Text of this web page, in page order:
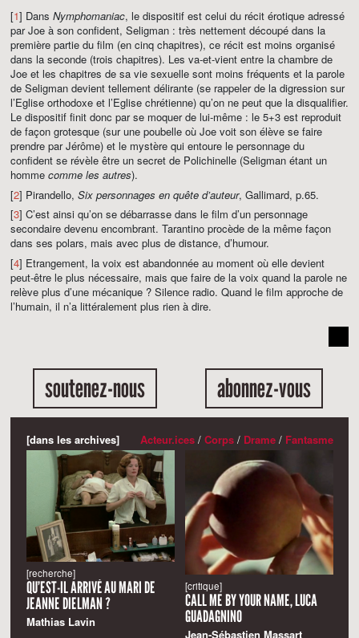
[1] Dans Nymphomaniac, le dispositif est celui du récit érotique adressé
par Joe à son confident, Seligman : très nettement découpé dans la
première partie du film (en cinq chapitres), ce récit est moins organisé
dans la seconde (trois chapitres). Les va-et-vient entre la chambre de
Joe et les chapitres de sa vie sexuelle sont moins fréquents et la parole
de Seligman devient tellement délirante (se rappeler de la digression sur
l’Eglise orthodoxe et l’Eglise chrétienne) qu’on ne peut que la disqualifier.
Le dispositif finit donc par se moquer de lui-même : le 5+3 est reproduit
de façon grotesque (sur une poubelle où Joe voit son élève se faire
prendre par Jérôme) et le mystère qui entoure le personnage du
confident se révèle être un secret de Polichinelle (Seligman étant un
homme comme les autres).
[2] Pirandello, Six personnages en quête d’auteur, Gallimard, p.65.
[3] C’est ainsi qu’on se débarrasse dans le film d’un personnage
secondaire devenu encombrant. Tarantino procède de la même façon
dans ses polars, mais avec plus de distance, d’humour.
[4] Etrangement, la voix est abandonnée au moment où elle devient
peut-être le plus nécessaire, mais que faire de la voix quand la parole ne
relève plus d’une mécanique ? Silence radio. Quand le film approche de
l’humain, il n’a littéralement plus rien à dire.
soutenez-nous abonnez-vous
[dans les archives] Acteur.ices/ Corps/ Drame/ Fantasme
[recherche]
QU’EST-IL ARRIVÉ AU MARI DE
JEANNE DIELMAN ?
Mathias Lavin
[critique]
CALL ME BY YOUR NAME, LUCA
GUADAGNINO
Jean-Sébastien Massart